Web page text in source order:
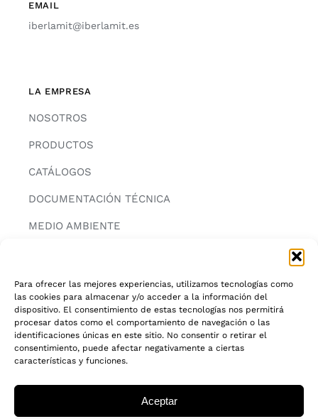
Para ofrecer las mejores experiencias, utilizamos tecnologías como
las cookies para almacenar y/o acceder a la información del
dispositivo. El consentimiento de estas tecnologías nos permitirá
procesar datos como el comportamiento de navegación o las
identificaciones únicas en este sitio. No consentir o retirar el
consentimiento, puede afectar negativamente a ciertas
características y funciones.
Aceptar
EMAIL
iberlamit@iberlamit.es
LA EMPRESA
NOSOTROS
PRODUCTOS
CATÁLOGOS
DOCUMENTACIÓN TÉCNICA
MEDIO AMBIENTE
INFORMACIÓN
AVISO LEGAL
POLITICA DE PRIVACIDAD